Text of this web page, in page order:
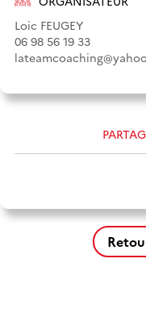
Loic FEUGEY
06 98 56 19 33